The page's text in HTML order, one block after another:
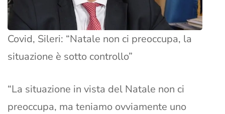
Covid, Sileri: “Natale non ci preoccupa, la
situazione è sotto controllo”
“La situazione in vista del Natale non ci
preoccupa, ma teniamo ovviamente uno